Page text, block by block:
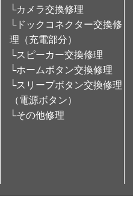
└カメラ交換修理
└ドックコネクター交換修
理（充電部分）
└スピーカー交換修理
└ホームボタン交換修理
└スリープボタン交換修理
（電源ボタン）
└その他修理